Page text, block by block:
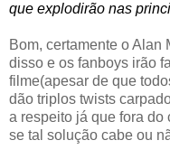
que explodirão nas
Bom, certamente o Alan
disso e os fanboys irão
filme(apesar de que
dão triplos twists
a respeito já que fora
se tal solução cabe ou